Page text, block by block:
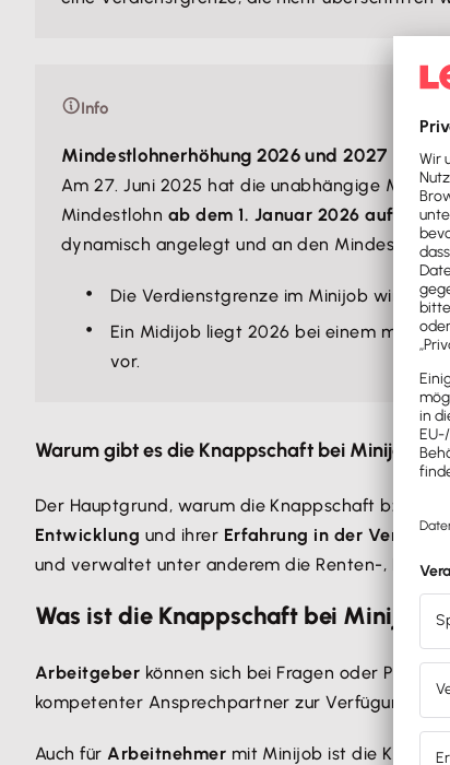
Info
Mindestlohnerhöhung 2026 und 2027
Am 27. Juni 2025 hat die unabhängige
Mindestlohn ab dem 1. Januar 2026 auf 13,90
dynamisch angelegt und an den Mindestlohn
Die Verdienstgrenze im Minijob wird
Ein Midijob liegt 2026 bei einem
vor.
Warum gibt es die Knappschaft bei Minijobs?
Der Hauptgrund, warum die Knappschaft bzw.
Entwicklung und ihrer Erfahrung in der
und verwaltet unter anderem die Renten-,
Was ist die Knappschaft bei
Arbeitgeber können sich bei Fragen oder
kompetenter Ansprechpartner zur Verfügung
Auch fürArbeitnehmer mit Minijob ist die